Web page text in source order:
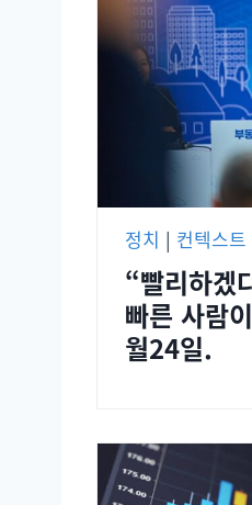
정치 | 컨텍스
“빨리하겠
빠른 사람
월24일.